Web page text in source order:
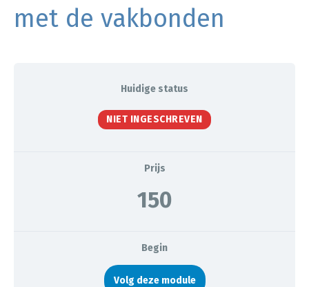
met de vakbonden
Huidige status
NIET INGESCHREVEN
Prijs
150
Begin
Volg deze module